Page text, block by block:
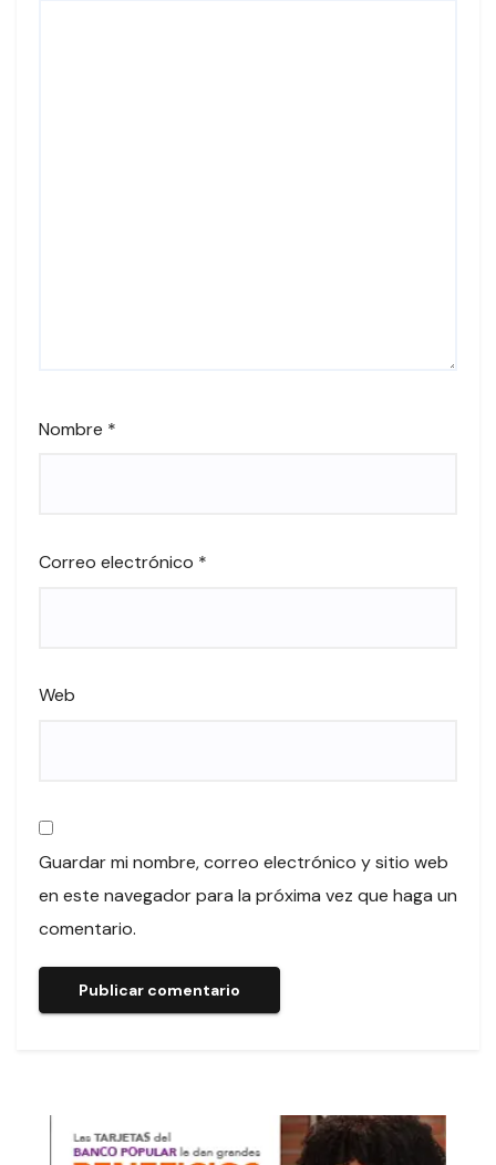
Nombre *
Correo electrónico *
Web
Guardar mi nombre, correo electrónico y sitio web
en este navegador para la próxima vez que haga un
comentario.